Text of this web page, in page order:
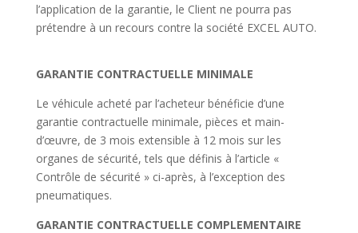
l’application de la garantie, le Client ne pourra pas
prétendre à un recours contre la société EXCEL AUTO.
GARANTIE CONTRACTUELLE MINIMALE
Le véhicule acheté par l’acheteur bénéficie d’une
garantie contractuelle minimale, pièces et main-
d’œuvre, de 3 mois extensible à 12 mois sur les
organes de sécurité, tels que définis à l’article «
Contrôle de sécurité » ci-après, à l’exception des
pneumatiques.
GARANTIE CONTRACTUELLE COMPLEMENTAIRE